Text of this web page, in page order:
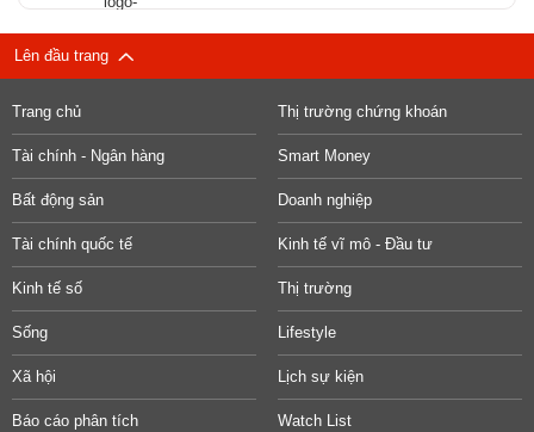
Lên đầu trang
Trang chủ Thị trường chứng khoán
Tài chính - Ngân hàng Smart Money
Bất động sản Doanh nghiệp
Tài chính quốc tế Kinh tế vĩ mô - Đầu tư
Kinh tế số Thị trường
Sống Lifestyle
Xã hội Lịch sự kiện
Báo cáo phân tích Watch List